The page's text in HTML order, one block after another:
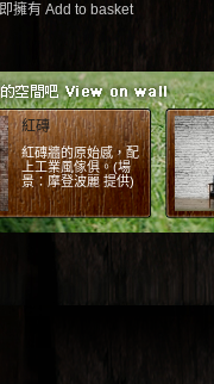
擁有 Add to basket
紅磚
紅磚牆的原始感，配
上工業風傢俱。(場
景：摩登波麗 提供)